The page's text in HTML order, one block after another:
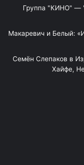
Группа "КИНО" —
Макаревич и Белый:
Семён Слепаков в
Хайфе,